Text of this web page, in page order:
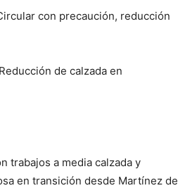
con precaución, reducción
de calzada en
trabajos a media calzada y
en transición desde Martínez de